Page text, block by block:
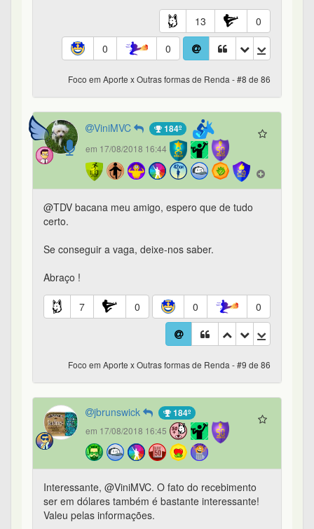
13
0
0
0
Foco em Aporte x Outras formas de Renda - #8 de 86
ViniMVC 184º
em 17/08/2018 16:44
@TDV bacana meu amigo, espero que de tudo
certo.
Se conseguir a vaga, deixe-nos saber.
Abraço !
7 0 0 0
Foco em Aporte x Outras formas de Renda - #9 de 86
jbrunswick 184º
em 17/08/2018 16:45
Interessante, @ViniMVC. O fato do recebimento
ser em dólares também é bastante interessante!
Valeu pelas informações.